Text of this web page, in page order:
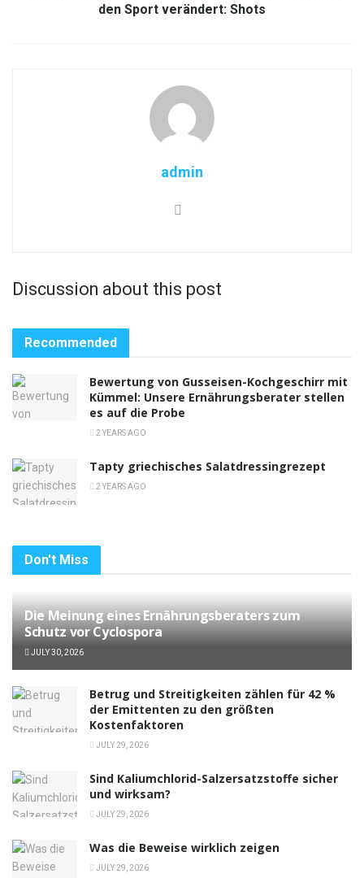
den Sport verändert: Shots
admin
Discussion about this post
Recommended
Bewertung von Gusseisen-Kochgeschirr mit
Kümmel: Unsere Ernährungsberater stellen
es auf die Probe
2 YEARS AGO
Tapty griechisches Salatdressingrezept
2 YEARS AGO
Don't Miss
Die Meinung eines Ernährungsberaters zum
Schutz vor Cyclospora
JULY 30, 2026
Betrug und Streitigkeiten zählen für 42 %
der Emittenten zu den größten
Kostenfaktoren
JULY 29, 2026
Sind Kaliumchlorid-Salzersatzstoffe sicher
und wirksam?
JULY 29, 2026
Was die Beweise wirklich zeigen
JULY 29, 2026